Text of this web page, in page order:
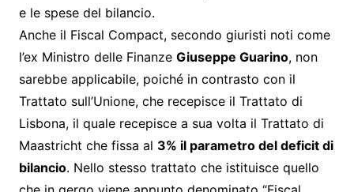
e le spese del bilancio.
Anche il Fiscal Compact, secondo giuristi noti come
l’ex Ministro delle Finanze Giuseppe Guarino, non
sarebbe applicabile, poiché in contrasto con il
Trattato sull’Unione, che recepisce il Trattato di
Lisbona, il quale recepisce a sua volta il Trattato di
Maastricht che fissa al 3% il parametro del deficit di
bilancio. Nello stesso trattato che istituisce quello